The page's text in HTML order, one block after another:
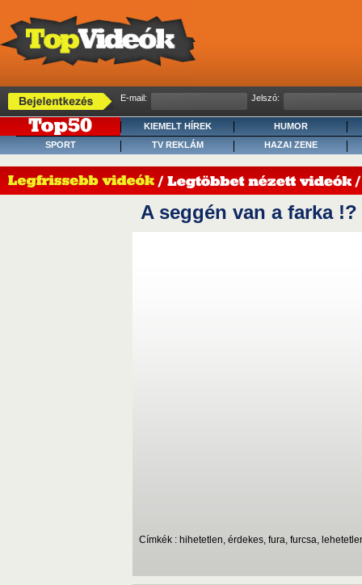
E-mail: Jelszó:
KIEMELT HÍREK
HUMOR
SPORT
TV REKLÁM HAZAI ZENE
A seggén van a farka !?
Címkék : hihetetlen, érdekes, fura, furcsa,